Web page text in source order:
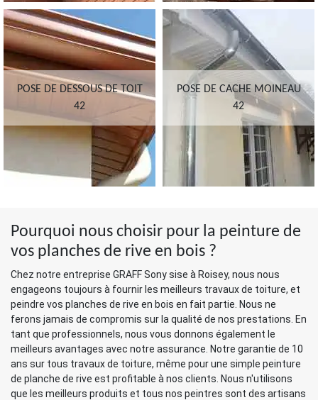
POSE DE DESSOUS DE TOIT
42
POSE DE CACHE MOINEAU
42
Pourquoi nous choisir pour la peinture de
vos planches de rive en bois ?
Chez notre entreprise GRAFF Sony sise à Roisey, nous nous
engageons toujours à fournir les meilleurs travaux de toiture, et
peindre vos planches de rive en bois en fait partie. Nous ne
ferons jamais de compromis sur la qualité de nos prestations. En
tant que professionnels, nous vous donnons également le
meilleurs avantages avec notre assurance. Notre garantie de 10
ans sur tous travaux de toiture, même pour une simple peinture
de planche de rive est profitable à nos clients. Nous n'utilisons
que les meilleurs produits et tous nos peintres sont des artisans